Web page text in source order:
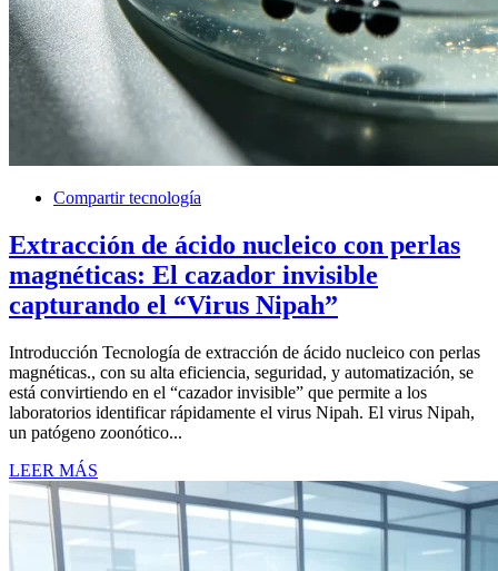
Compartir tecnología
Extracción de ácido nucleico con perlas
magnéticas: El cazador invisible
capturando el “Virus Nipah”
Introducción Tecnología de extracción de ácido nucleico con perlas
magnéticas., con su alta eficiencia, seguridad, y automatización, se
está convirtiendo en el “cazador invisible” que permite a los
laboratorios identificar rápidamente el virus Nipah. El virus Nipah,
un patógeno zoonótico...
LEER MÁS